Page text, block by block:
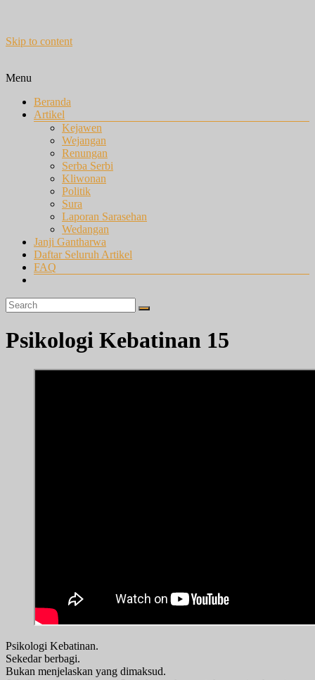
Skip to content
Menu
Beranda
Artikel
Kejawen
Wejangan
Renungan
Serba Serbi
Kliwonan
Politik
Sura
Laporan Sarasehan
Wedangan
Janji Gantharwa
Daftar Seluruh Artikel
FAQ
Psikologi Kebatinan 15
Psikologi Kebatinan.
Sekedar berbagi.
Bukan menjelaskan yang dimaksud.